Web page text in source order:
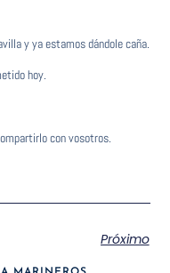
y ya estamos dándole caña.
hoy.
con vosotros.
Próximo